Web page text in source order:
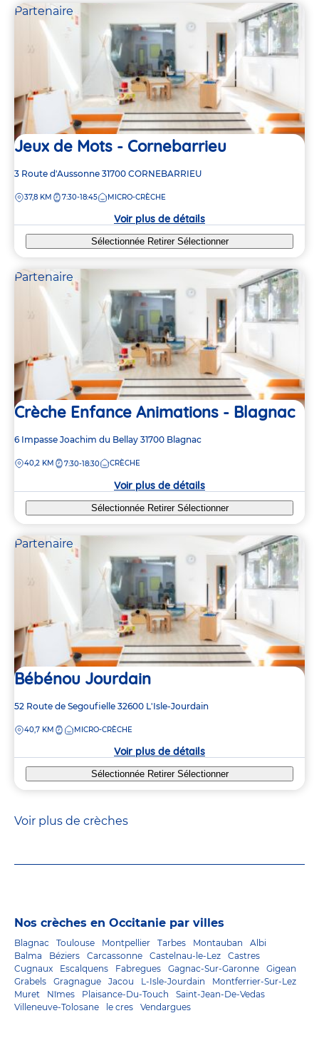
Partenaire
Jeux de Mots - Cornebarrieu
Adresse
la
3 Route d'Aussonne 31700 CORNEBARRIEU
DISTANCE
37,8 KM 7:30-18:45 MICRO-CRÈCHE
Voir plus de détails
Sélectionnée Retirer Sélectionner
Partenaire
Crèche Enfance Animations - Blagnac
Adresse
la
6 Impasse Joachim du Bellay 31700 Blagnac
DISTANCE
40,2 KM 7:30-18:30 CRÈCHE
Voir plus de détails
Sélectionnée Retirer Sélectionner
Partenaire
Bébénou Jourdain
Adresse
la
52 Route de Segoufielle 32600 L'Isle-Jourdain
DISTANCE
40,7 KM MICRO-CRÈCHE
Voir plus de détails
Sélectionnée Retirer Sélectionner
Voir plus de crèches
Nos crèches en Occitanie par villes
Blagnac Toulouse Montpellier Tarbes Montauban
Albi
Balma
Béziers Carcassonne Castelnau-le-Lez
Castres
Cugnaux
Escalquens Fabregues Gagnac-Sur-Garonne
Gigean
Grabels
Gragnague Jacou L-Isle-Jourdain
Montferrier-Sur-Lez
Muret
Nîmes Plaisance-Du-Touch
Saint-Jean-De-Vedas
Villeneuve-Tolosane
le cres Vendargues